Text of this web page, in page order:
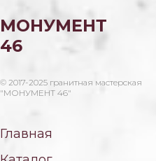
МОНУМЕНТ
46
© 2017-2025 гранитная мастерская
"МОНУМЕНТ 46"
Главная